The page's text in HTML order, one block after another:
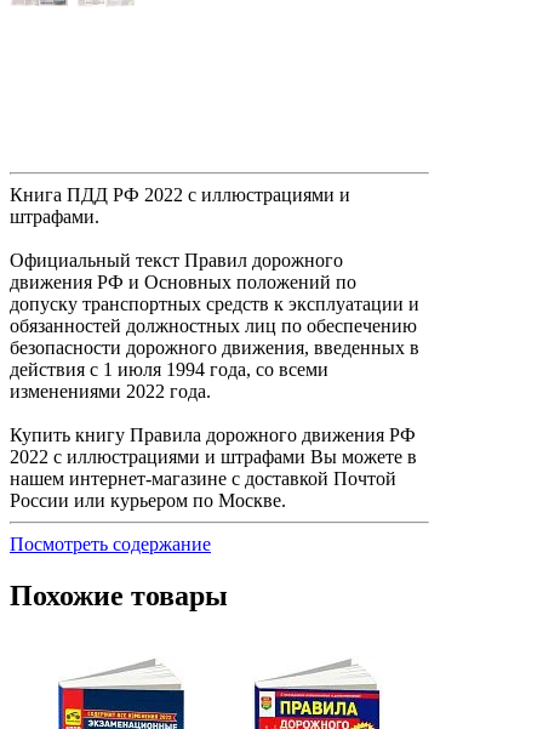
Книга ПДД РФ 2022 с иллюстрациями и
штрафами.
Официальный текст Правил дорожного
движения РФ и Основных положений по
допуску транспортных средств к эксплуатации и
обязанностей должностных лиц по обеспечению
безопасности дорожного движения, введенных в
действия с 1 июля 1994 года, со всеми
изменениями 2022 года.
Купить книгу Правила дорожного движения РФ
2022 с иллюстрациями и штрафами Вы можете в
нашем интернет-магазине с доставкой Почтой
России или курьером по Москве.
Посмотреть содержание
Похожие товары